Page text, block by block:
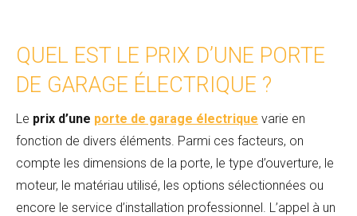
QUEL EST LE PRIX D’UNE PORTE
DE GARAGE ÉLECTRIQUE ?
Le prix d’une porte de garage électrique varie en
fonction de divers éléments. Parmi ces facteurs, on
compte les dimensions de la porte, le type d’ouverture, le
moteur, le matériau utilisé, les options sélectionnées ou
encore le service d’installation professionnel. L’appel à un